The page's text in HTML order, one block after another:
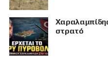
στρατό